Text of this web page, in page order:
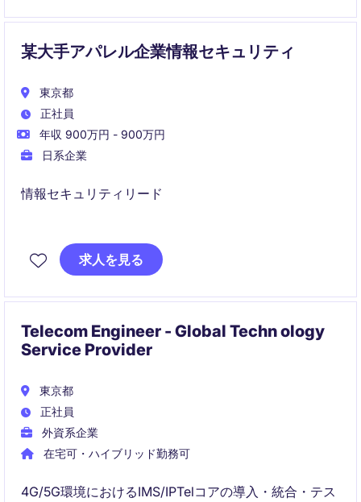
れる環境です。
某大手アパレル企業情報セキュリティ
東京都
正社員
年収 900万円 - 900万円
日系企業
情報セキュリティリード
求人を見る
Telecom Engineer - Global Techn ology
Service Provider
東京都
正社員
外資系企業
在宅可・ハイブリッド勤務可
4G/5G環境におけるIMS/IPTelコアの導入・統合・テス